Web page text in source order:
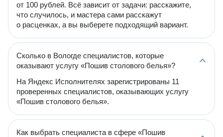
от 100 рублей. Всё зависит от задачи: расскажите,
что случилось, и мастера сами расскажут
о расценках, а вы выберете подходящий вариант.
Сколько в Вологде специалистов, которые
оказывают услугу «Пошив столового белья»?
На Яндекс Исполнителях зарегистрированы 11
проверенных специалистов, оказывающих услугу
«Пошив столового белья».
Как выбрать специалиста в сфере «Пошив